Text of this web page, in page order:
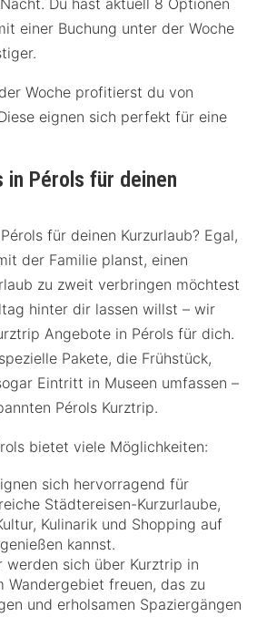
Du hast aktuell 8 Optionen
einer Buchung unter der Woche
Woche profitierst du von
eignen sich perfekt für eine
Pérols für deinen
für deinen Kurzurlaub? Egal,
der Familie planst, einen
zu zweit verbringen möchtest
hinter dir lassen willst – wir
Angebote in Pérols für dich.
Pakete, die Frühstück,
Eintritt in Museen umfassen –
Pérols Kurztrip.
bietet viele Möglichkeiten:
sich hervorragend für
Städtereisen-Kurzurlaube,
Kulinarik und Shopping auf
kannst.
werden sich über Kurztrip in
Wandergebiet freuen, das zu
und erholsamen Spaziergängen